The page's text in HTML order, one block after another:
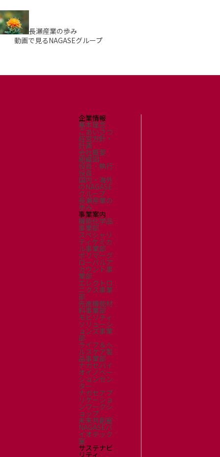
長瀬産業の歩み
動画で見るNAGASEグループ
企業情報
基本理念
ごあいさつ
経営方針・
計画
会社概要
組織図
役員・執行
役員
国内・海外
のNAGASE
グループ
長瀬産業の
歩み
事業案内
機能化学品
事業部
スペシャリ
ティケミカ
ル事業部
ポリマーグ
ローバルア
カウント事
業部
エレクトロ
ニクス事業
部
先進機能材
料事業部
モビリティ
ソリューシ
ョンズ事業
部
ライフ＆ヘ
ルスケア製
品事業部
ナガセバイ
オイノベー
ションセン
ター
ナガセアプ
リケーショ
ンワークシ
ョップ
未来共創室
NAGASEバ
イオテック
室
サステナビ
リティ